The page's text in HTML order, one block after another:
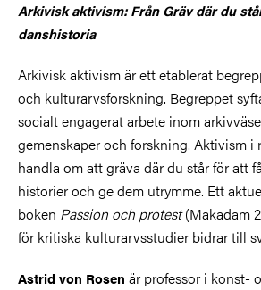
Arkivisk aktivism: Från Gräv där du
danshistoria
Arkivisk aktivism är ett etablerat
och kulturarvsforskning. Begreppet
socialt engagerat arbete inom
gemenskaper och forskning. Aktivism
handla om att gräva där du står för att
historier och ge dem utrymme. Ett
boken Passion och protest(Makadam
för kritiska kulturarvsstudier bidrar till
Astrid von Rosen är professor i konst-